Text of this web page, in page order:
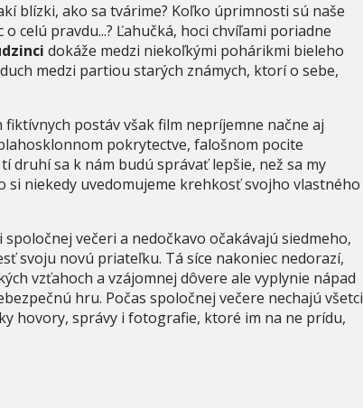
blízki, ako sa tvárime? Koľko úprimnosti sú naše
celú pravdu...? Ľahučká, hoci chvíľami poriadne
dokáže medzi niekoľkými pohárikmi bieleho
medzi partiou starých známych, ktorí o sebe,
postáv však film nepríjemne načne aj
pokrytectve, falošnom pocite
druhí sa k nám budú správať lepšie, než sa my
si niekedy uvedomujeme krehkosť svojho vlastného
večeri a nedočkavo očakávajú siedmeho,
svoju novú priateľku. Tá síce nakoniec nedorazí,
vzťahoch a vzájomnej dôvere ale vyplynie nápad
hru. Počas spoločnej večere nechajú všetci
hovory, správy i fotografie, ktoré im na ne prídu,